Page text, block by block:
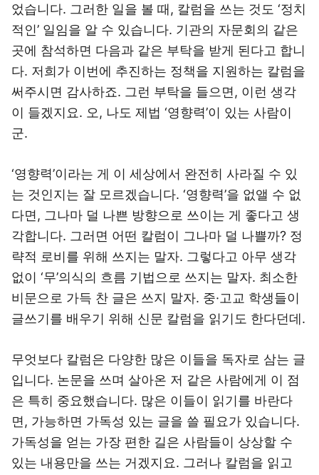
었습니다. 그러한 일을 볼 때, 칼럼을 쓰는 것도 ‘정치
적인’ 일임을 알 수 있습니다. 기관의 자문회의 같은
곳에 참석하면 다음과 같은 부탁을 받게 된다고 합니
다. 저희가 이번에 추진하는 정책을 지원하는 칼럼을
써주시면 감사하죠. 그런 부탁을 들으면, 이런 생각
이 들겠지요. 오, 나도 제법 ‘영향력’이 있는 사람이
군.
‘영향력’이라는 게 이 세상에서 완전히 사라질 수 있
는 것인지는 잘 모르겠습니다. ‘영향력’을 없앨 수 없
다면, 그나마 덜 나쁜 방향으로 쓰이는 게 좋다고 생
각합니다. 그러면 어떤 칼럼이 그나마 덜 나쁠까? 정
략적 로비를 위해 쓰지는 말자. 그렇다고 아무 생각
없이 ‘무’의식의 흐름 기법으로 쓰지는 말자. 최소한
비문으로 가득 찬 글은 쓰지 말자. 중·고교 학생들이
글쓰기를 배우기 위해 신문 칼럼을 읽기도 한다던데.
무엇보다 칼럼은 다양한 많은 이들을 독자로 삼는 글
입니다. 논문을 쓰며 살아온 저 같은 사람에게 이 점
은 특히 중요했습니다. 많은 이들이 읽기를 바란다
면, 가능하면 가독성 있는 글을 쓸 필요가 있습니다.
가독성을 얻는 가장 편한 길은 사람들이 상상할 수
있는 내용만을 쓰는 거겠지요. 그러나 칼럼을 읽고